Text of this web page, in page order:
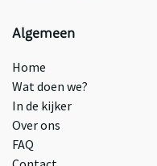
Algemeen
Home
Wat doen we?
In de kijker
Over ons
FAQ